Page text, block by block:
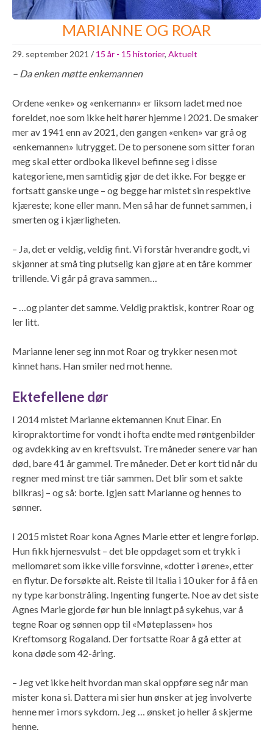
MARIANNE OG ROAR
29. september 2021 / 15 år - 15 historier, Aktuelt
– Da enken møtte enkemannen
Ordene «enke» og «enkemann» er liksom ladet med noe
foreldet, noe som ikke helt hører hjemme i 2021. De smaker
mer av 1941 enn av 2021, den gangen «enken» var grå og
«enkemannen» lutrygget. De to personene som sitter foran
meg skal etter ordboka likevel befinne seg i disse
kategoriene, men samtidig gjør de det ikke. For begge er
fortsatt ganske unge – og begge har mistet sin respektive
kjæreste; kone eller mann. Men så har de funnet sammen, i
smerten og i kjærligheten.
– Ja, det er veldig, veldig fint. Vi forstår hverandre godt, vi
skjønner at små ting plutselig kan gjøre at en tåre kommer
trillende. Vi går på grava sammen…
– …og planter det samme. Veldig praktisk, kontrer Roar og
ler litt.
Marianne lener seg inn mot Roar og trykker nesen mot
kinnet hans. Han smiler ned mot henne.
Ektefellene dør
I 2014 mistet Marianne ektemannen Knut Einar. En
kiropraktortime for vondt i hofta endte med røntgenbilder
og avdekking av en kreftsvulst. Tre måneder senere var han
død, bare 41 år gammel. Tre måneder. Det er kort tid når du
regner med minst tre tiår sammen. Det blir som et sakte
bilkrasj – og så: borte. Igjen satt Marianne og hennes to
sønner.
I 2015 mistet Roar kona Agnes Marie etter et lengre forløp.
Hun fikk hjernesvulst – det ble oppdaget som et trykk i
mellomøret som ikke ville forsvinne, «dotter i ørene», etter
en flytur. De forsøkte alt. Reiste til Italia i 10 uker for å få en
ny type karbonstråling. Ingenting fungerte. Noe av det siste
Agnes Marie gjorde før hun ble innlagt på sykehus, var å
tegne Roar og sønnen opp til «Møteplassen» hos
Kreftomsorg Rogaland. Der fortsatte Roar å gå etter at
kona døde som 42-åring.
– Jeg vet ikke helt hvordan man skal oppføre seg når man
mister kona si. Dattera mi sier hun ønsker at jeg involverte
henne mer i mors sykdom. Jeg … ønsket jo heller å skjerme
henne.